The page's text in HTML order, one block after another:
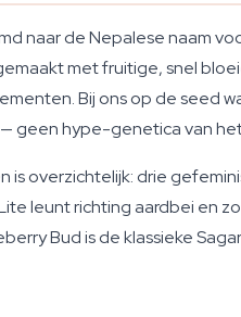
naar de Nepalese naam
met fruitige, snel
Bij ons op de seed
geen hype-genetica van
is overzichtelijk: drie
leunt richting aardbei en
Bud is de klassieke